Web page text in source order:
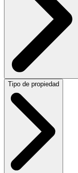
Tipo de propiedad